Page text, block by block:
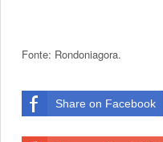
Fonte: Rondoniagora.
Share on Facebook